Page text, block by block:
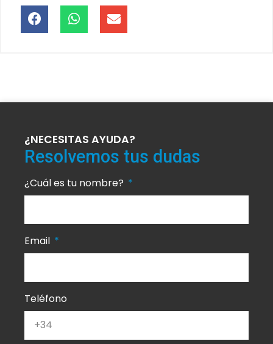
¿NECESITAS AYUDA?
Resolvemos tus dudas
¿Cuál es tu nombre?
Email
Teléfono